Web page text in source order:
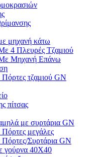
μηχανή κάτω
4 Πλευρές Τζαμιού
Με Μηχανή Επάνω
τζαμιού GN
πίτσας
με συρτάρια GN
μεγάλες
Συρτάρια GN
γούρνα 40Χ40